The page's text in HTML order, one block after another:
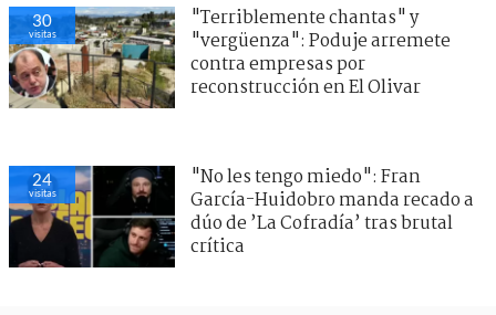
32
visitas
"Terriblemente chantas" y
"vergüenza": Poduje arremete
contra empresas por
reconstrucción en El Olivar
28
visitas
"No les tengo miedo": Fran
García-Huidobro manda recado a
dúo de ’La Cofradía’ tras brutal
crítica